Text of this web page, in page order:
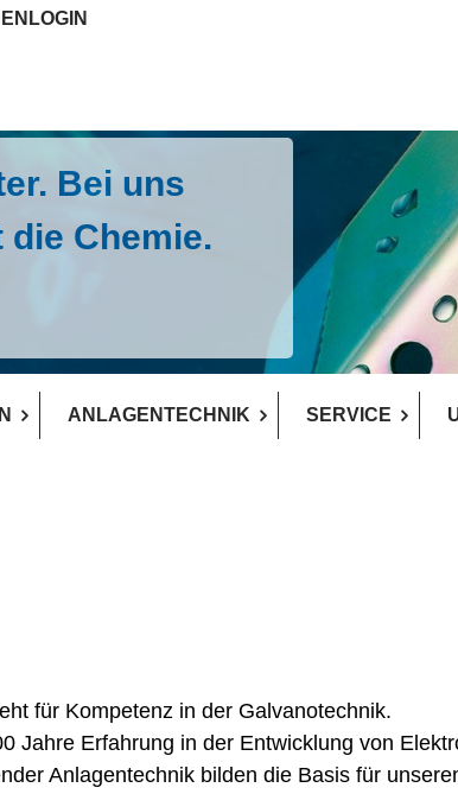
Bei uns
Chemie.
ANLAGENTECHNIK SERVICE
für Kompetenz in der Galvanotechnik.
Jahre Erfahrung in der Entwicklung von
Anlagentechnik bilden die Basis für